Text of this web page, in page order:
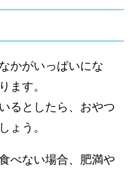
かがいっぱいにな
ます。
るとしたら、おやつ
ょう。
べない場合、肥満や